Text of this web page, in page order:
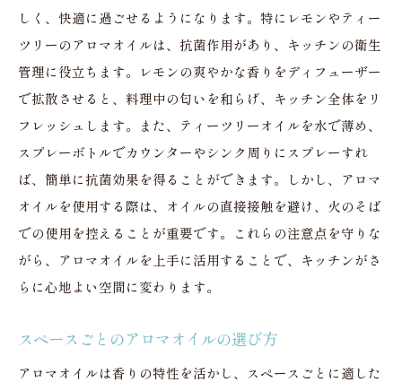
しく、快適に過ごせるようになります。特にレモンやティー
ツリーのアロマオイルは、抗菌作用があり、キッチンの衛生
管理に役立ちます。レモンの爽やかな香りをディフューザー
で拡散させると、料理中の匂いを和らげ、キッチン全体をリ
フレッシュします。また、ティーツリーオイルを水で薄め、
スプレーボトルでカウンターやシンク周りにスプレーすれ
ば、簡単に抗菌効果を得ることができます。しかし、アロマ
オイルを使用する際は、オイルの直接接触を避け、火のそば
での使用を控えることが重要です。これらの注意点を守りな
がら、アロマオイルを上手に活用することで、キッチンがさ
らに心地よい空間に変わります。
スペースごとのアロマオイルの選び方
アロマオイルは香りの特性を活かし、スペースごとに適した